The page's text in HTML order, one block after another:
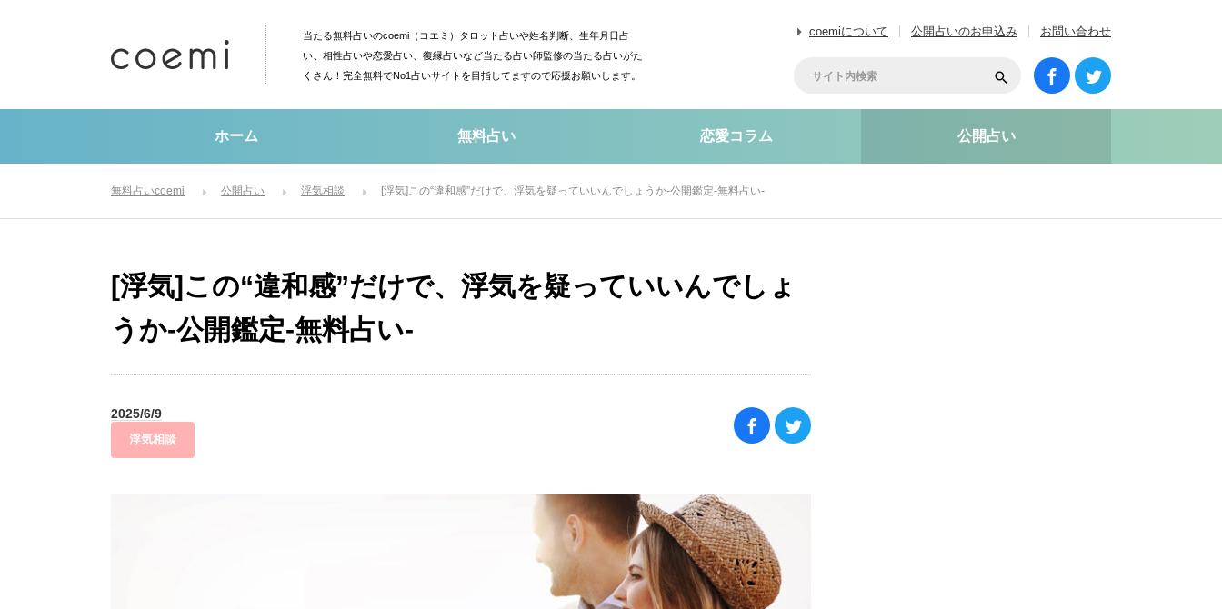
当たる無料占いのcoemi（コエミ）タロット占いや姓名判断、生年月日占
い、相性占いや恋愛占い、復縁占いなど当たる占い師監修の当たる占いがた
くさん！完全無料でNo1占いサイトを目指してますので応援お願いします。
coemiについて 公開占いのお申込み お問い合わせ
ホーム 無料占い 恋愛コラム 公開占い
無料占いcoemi 公開占い 浮気相談 [浮気]この“違和感”だけで、浮気を疑っていいんでしょうか-公開鑑定-無料占い-
[浮気]この“違和感”だけで、浮気を疑っていいんでしょ
うか-公開鑑定-無料占い-
2025/6/9
浮気相談